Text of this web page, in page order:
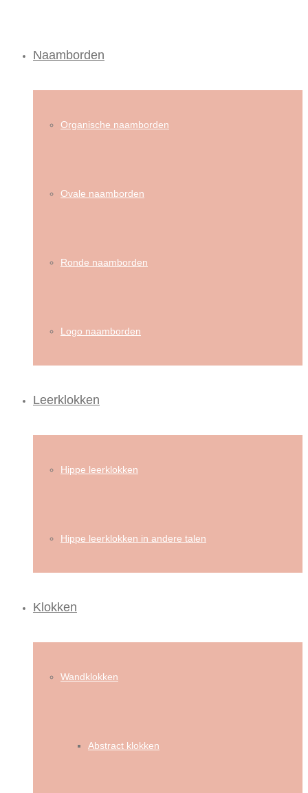
Naamborden
Organische naamborden
Ovale naamborden
Ronde naamborden
Logo naamborden
Leerklokken
Hippe leerklokken
Hippe leerklokken in andere talen
Klokken
Wandklokken
Abstract klokken